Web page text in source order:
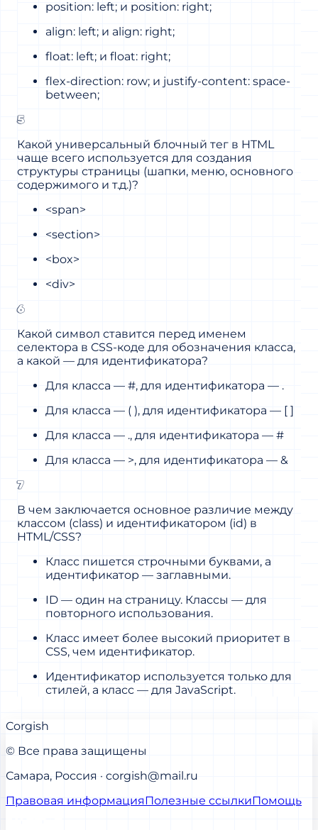
position: left; и position: right;
align: left; и align: right;
float: left; и float: right;
flex-direction: row; и justify-content: space-
between;
5
Какой универсальный блочный тег в HTML
чаще всего используется для создания
структуры страницы (шапки, меню, основного
содержимого и т.д.)?
<span>
<section>
<box>
<div>
6
Какой символ ставится перед именем
селектора в CSS-коде для обозначения класса,
а какой — для идентификатора?
Для класса — #, для идентификатора — .
Для класса — ( ), для идентификатора — [ ]
Для класса — ., для идентификатора — #
Для класса — >, для идентификатора — &
7
В чем заключается основное различие между
классом (class) и идентификатором (id) в
HTML/CSS?
Класс пишется строчными буквами, а
идентификатор — заглавными.
ID — один на страницу. Классы — для
повторного использования.
Класс имеет более высокий приоритет в
CSS, чем идентификатор.
Идентификатор используется только для
стилей, а класс — для JavaScript.
Corgish
© Все права защищены
Самара, Россия · corgish@mail.ru
Правовая информацияПолезные ссылкиПомощь